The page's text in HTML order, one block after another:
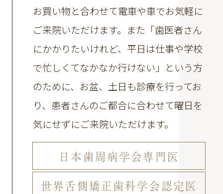
お買い物と合わせて電車や車でお気軽に
ご来院いただけます。 また「歯医者さん
にかかりたいけれど、平日は仕事や学校
で忙しくてなかなか行けない」という方
のために、お盆、土日も診療を行ってお
り、患者さんのご都合に合わせて曜日を
気にせずにご来院いただけます。
日本歯周病学会専門医
世界舌側矯正歯科学会認定医